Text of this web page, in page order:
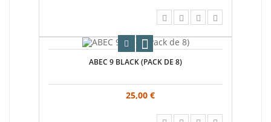
ABEC 9 BLACK (PACK DE 8)
25,00 €